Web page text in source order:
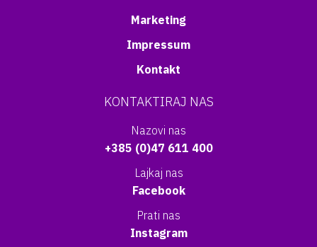
Marketing
Impressum
Kontakt
KONTAKTIRAJ NAS
Nazovi nas
+385 (0)47 611 400
Lajkaj nas
Facebook
Prati nas
Instagram